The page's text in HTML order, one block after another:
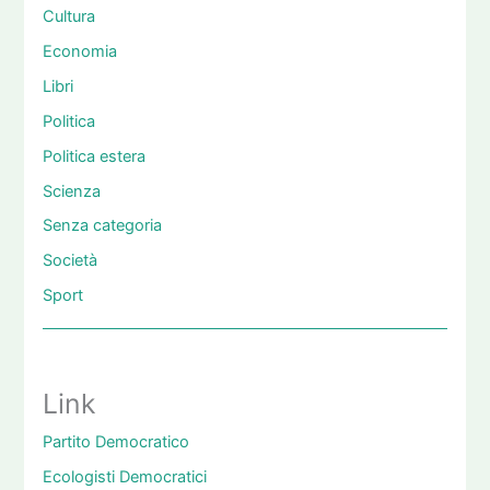
Cultura
Economia
Libri
Politica
Politica estera
Scienza
Senza categoria
Società
Sport
Link
Partito Democratico
Ecologisti Democratici